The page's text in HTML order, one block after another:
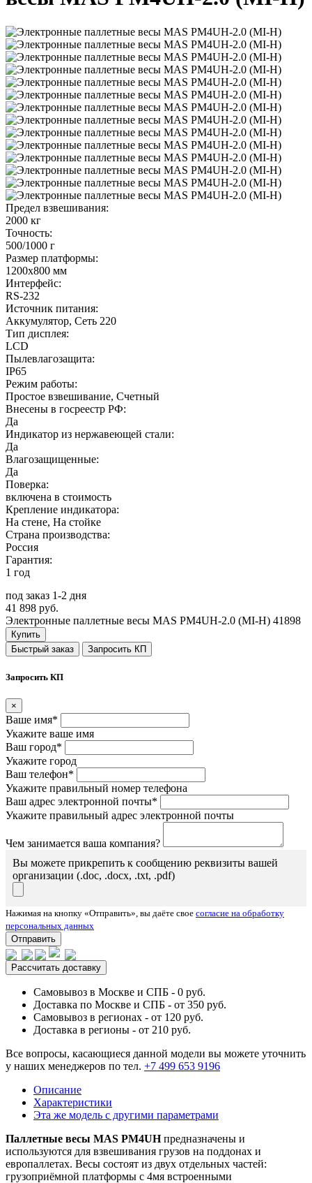
Предел взвешивания:
2000 кг
Точность:
500/1000 г
Размер платформы:
1200x800 мм
Интерфейс:
RS-232
Источник питания:
Аккумулятор, Сеть 220
Тип дисплея:
LCD
Пылевлагозащита:
IP65
Режим работы:
Простое взвешивание, Счетный
Внесены в госреестр РФ:
Да
Индикатор из нержавеющей стали:
Да
Влагозащищенные:
Да
Поверка:
включена в стоимость
Крепление индикатора:
На стене, На стойке
Страна производства:
Россия
Гарантия:
1 год
под заказ 1-2 дня
41 898 руб.
Электронные паллетные весы MAS PM4UH-2.0 (MI-H) 41898
Купить
Быстрый заказ
Запросить КП
Запросить КП
×
Ваше имя*
Укажите ваше имя
Ваш город*
Укажите город
Ваш телефон*
Укажите правильный номер телефона
Ваш адрес электронной почты*
Укажите правильный адрес электронной почты
Чем занимается ваша компания?
Вы можете прикрепить к сообщению реквизиты вашей
организации (.doc, .docx, .txt, .pdf)
Нажимая на кнопку «Отправить», вы даёте свое согласие на обработку
персональных данных
Отправить
Рассчитать доставку
Самовывоз в Москве и СПБ - 0 руб.
Доставка по Москве и СПБ - от 350 руб.
Самовывоз в регионах - от 120 руб.
Доставка в регионы - от 210 руб.
Все вопросы, касающиеся данной модели вы можете уточнить
у наших менеджеров по тел. +7 499 653 9196
Описание
Характеристики
Эта же модель с другими параметрами
Паллетные весы MAS PM4UHпредназначены и
используются для взвешивания грузов на поддонах и
европаллетах. Весы состоят из двух отдельных частей:
грузоприёмной платформы с 4мя встроенными